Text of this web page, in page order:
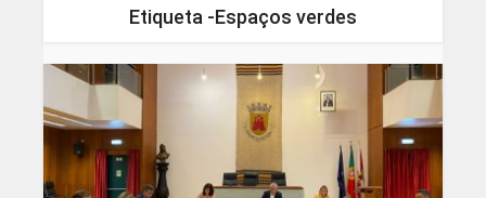
Etiqueta -Espaços verdes